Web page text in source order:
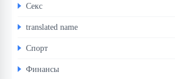
Секс
translated name
Спорт
Финансы